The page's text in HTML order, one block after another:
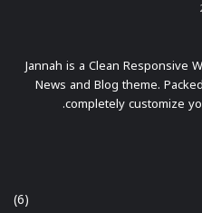
Jannah is a Clean Responsive
News and Blog theme.
completely customize
(6)